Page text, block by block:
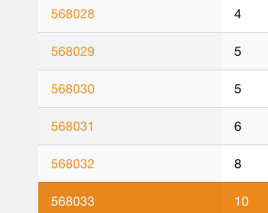
568028 4
568029 5
568030 5
568031 6
568032 8
568033 10